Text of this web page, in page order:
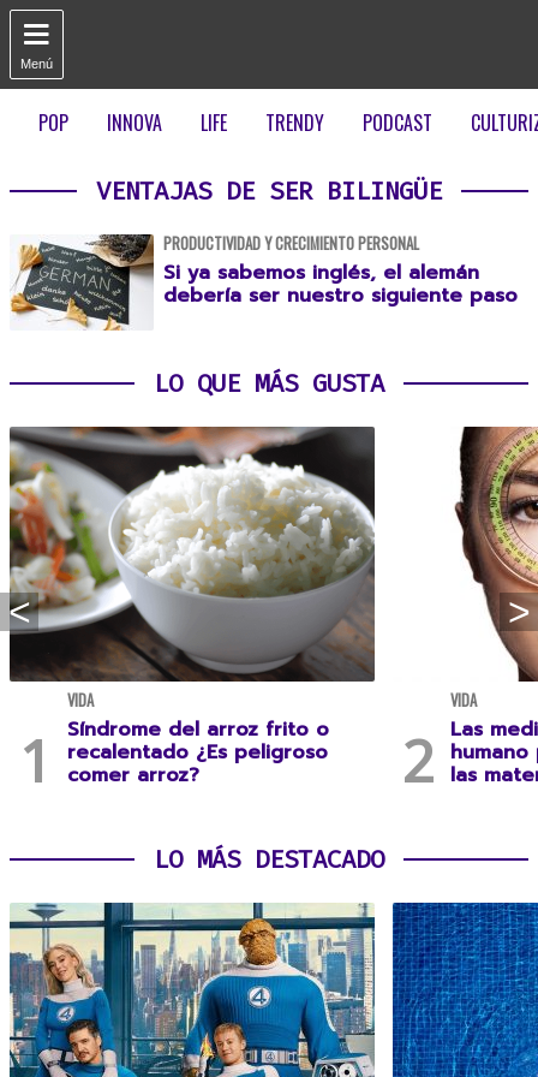

Menú
POP INNOVA LIFE TRENDY PODCAST
VENTAJAS DE SER BILINGÜE
PRODUCTIVIDAD Y CRECIMIENTO PERSONAL
Si ya sabemos inglés, el alemán
debería ser nuestro siguiente paso
LO QUE MÁS GUSTA
VIDA
Síndrome del arroz frito o
recalentado ¿Es peligroso
comer arroz?
VIDA
Las
las
LO MÁS DESTACADO